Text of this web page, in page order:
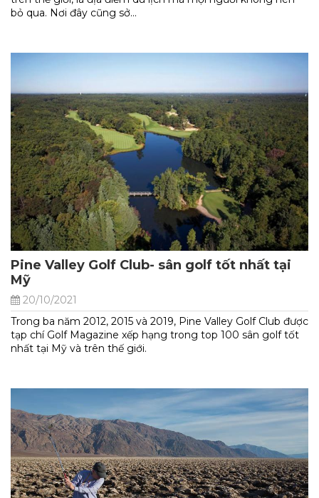
bỏ qua. Nơi đây cũng sở...
Pine Valley Golf Club- sân golf tốt nhất tại
Mỹ
20/10/2021
Trong ba năm 2012, 2015 và 2019, Pine Valley Golf Club được
tạp chí Golf Magazine xếp hạng trong top 100 sân golf tốt
nhất tại Mỹ và trên thế giới.